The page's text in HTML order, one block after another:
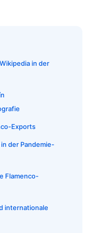
in der
Exports
der Pandemie-
Flamenco-
internationale